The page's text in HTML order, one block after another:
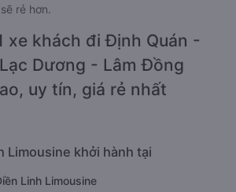
rẻ hơn.
xe khách đi Định Quán -
Dương - Lâm Đồng
uy tín, giá rẻ nhất
Limousine khởi hành tại
Linh Limousine